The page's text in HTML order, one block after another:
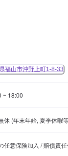
福山市沖野上町1-8-33
~ 18:00
休 (年末年始, 夏季休暇
任意保険加入 / 賠償責任